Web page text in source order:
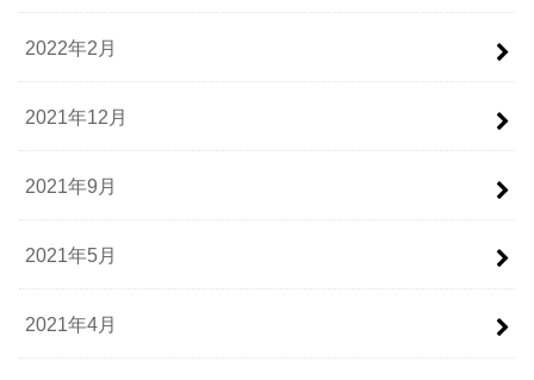
2022年2月
2021年12月
2021年9月
2021年5月
2021年4月